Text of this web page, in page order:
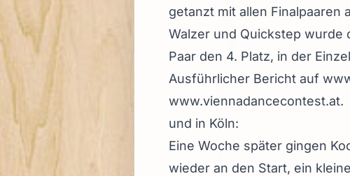
getanzt mit allen Finalpaaren
Walzer und Quickstep wurde
Paar den 4. Platz, in der
Ausführlicher Bericht auf
www.viennadancecontest.at.
und in Köln:
Eine Woche später gingen
wieder an den Start, ein